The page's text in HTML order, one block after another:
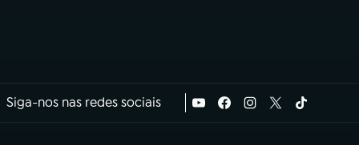
Siga-nos nas redes sociais